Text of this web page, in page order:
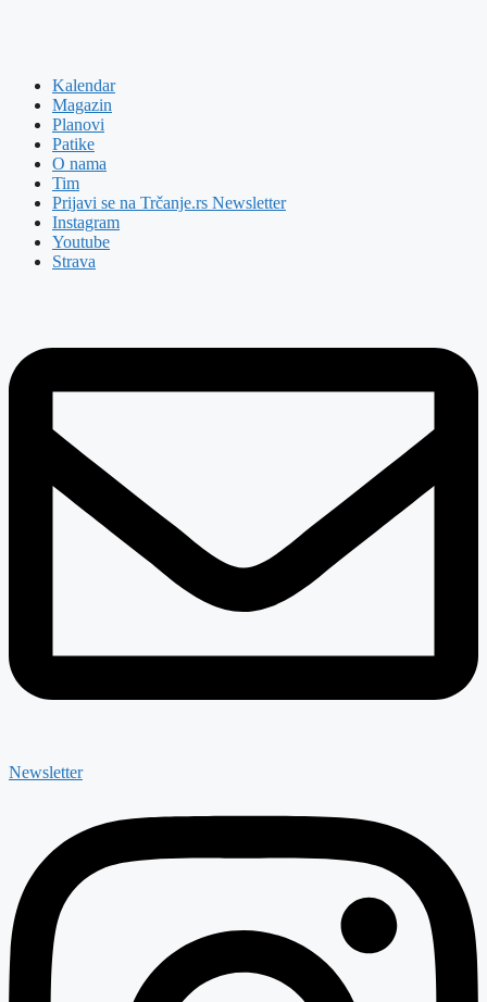
Kalendar
Magazin
Planovi
Patike
O nama
Tim
Prijavi se na Trčanje.rs Newsletter
Instagram
Youtube
Strava
Newsletter